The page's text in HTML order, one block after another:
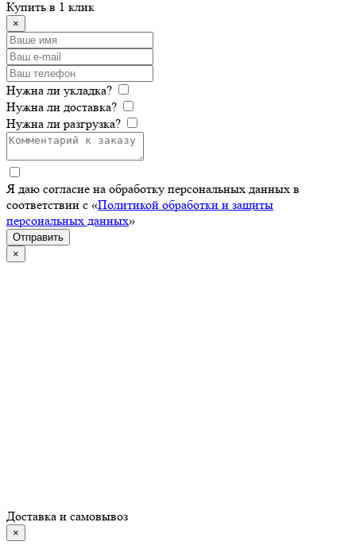
Купить в 1 клик
×
Нужна ли укладка?
Нужна ли доставка?
Нужна ли разгрузка?
Я даю согласие на обработку персональных данных в
соответствии с «Политикой обработки и защиты
персональных данных»
Отправить
×
Доставка и самовывоз
×